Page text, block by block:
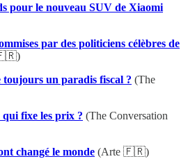
pour le nouveau SUV de Xiaomi
par des politiciens célèbres de
🇫🇷)
toujours un paradis fiscal ? (The
fixe les prix ? (The Conversation
changé le monde (Arte 🇫🇷)